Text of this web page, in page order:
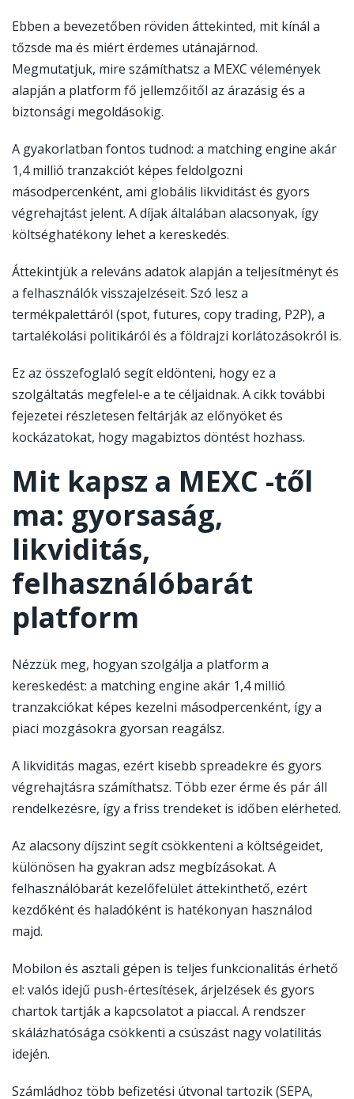
Ebben a bevezetőben röviden áttekinted, mit kínál a
tőzsde ma és miért érdemes utánajárnod.
Megmutatjuk, mire számíthatsz a MEXC vélemények
alapján a platform fő jellemzőitől az árazásig és a
biztonsági megoldásokig.
A gyakorlatban fontos tudnod: a matching engine akár
1,4 millió tranzakciót képes feldolgozni
másodpercenként, ami globális likviditást és gyors
végrehajtást jelent. A díjak általában alacsonyak, így
költséghatékony lehet a kereskedés.
Áttekintjük a releváns adatok alapján a teljesítményt és
a felhasználók visszajelzéseit. Szó lesz a
termékpalettáról (spot, futures, copy trading, P2P), a
tartalékolási politikáról és a földrajzi korlátozásokról is.
Ez az összefoglaló segít eldönteni, hogy ez a
szolgáltatás megfelel-e a te céljaidnak. A cikk további
fejezetei részletesen feltárják az előnyöket és
kockázatokat, hogy magabiztos döntést hozhass.
Mit kapsz a MEXC -
-től
ma: gyorsaság,
likviditás,
felhasználóbarát
platform
Nézzük meg, hogyan szolgálja a platform a
kereskedést: a matching engine akár 1,4 millió
tranzakciókat képes kezelni másodpercenként, így a
piaci mozgásokra gyorsan reagálsz.
A likviditás magas, ezért kisebb spreadekre és gyors
végrehajtásra számíthatsz. Több ezer érme és pár áll
rendelkezésre, így a friss trendeket is időben elérheted.
Az alacsony díjszint segít csökkenteni a költségeidet,
különösen ha gyakran adsz megbízásokat. A
felhasználóbarát kezelőfelület áttekinthető, ezért
kezdőként és haladóként is hatékonyan használod
majd.
Mobilon és asztali gépen is teljes funkcionalitás érhető
el: valós idejű push-értesítések, árjelzések és gyors
chartok tartják a kapcsolatot a piaccal. A rendszer
skálázhatósága csökkenti a csúszást nagy volatilitás
idején.
Számládhoz több befizetési útvonal tartozik (SEPA,